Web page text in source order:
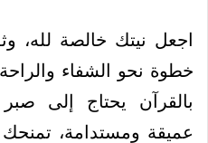
اجعل نيتك خالصة لله،
خطوة نحو الشفاء
بالقرآن يحتاج إلى
عميقة ومستدامة، تمنحك